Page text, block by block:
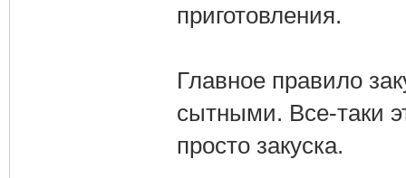
приготовления.
Главное правило
сытными. Все-таки
просто закуска.